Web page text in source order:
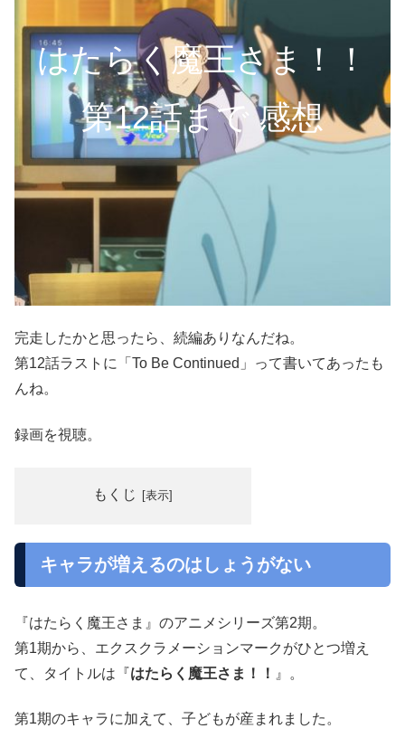
はたらく魔王さま！！
第12話まで 感想
完走したかと思ったら、続編ありなんだね。
第12話ラストに「To Be Continued」って書いてあったも
んね。
録画を視聴。
もくじ
キャラが増えるのはしょうがない
『はたらく魔王さま』のアニメシリーズ第2期。
第1期から、エクスクラメーションマークがひとつ増え
て、タイトルは『はたらく魔王さま！！ 』。
第1期のキャラに加えて、子どもが産まれました。